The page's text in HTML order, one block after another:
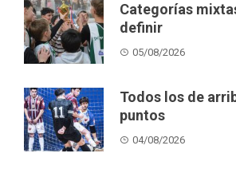
Categorías
definir
05/08/2026
Todos los de
puntos
04/08/2026